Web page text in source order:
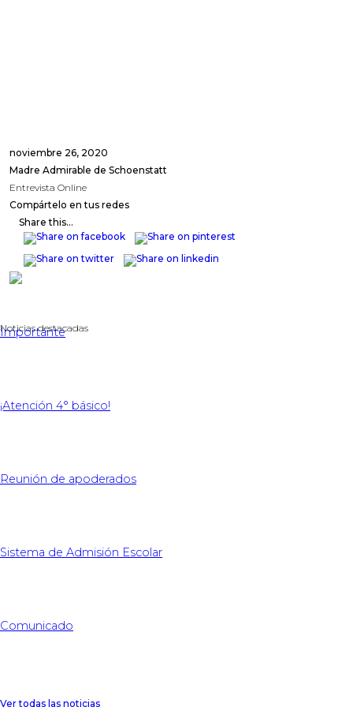
noviembre 26, 2020
Madre Admirable de Schoenstatt
Entrevista Online
Compártelo en tus redes
Share this...
Noticias destacadas
Importante
¡Atención 4° básico!
Reunión de apoderados
Sistema de Admisión Escolar
Comunicado
Ver todas las noticias